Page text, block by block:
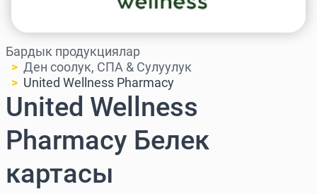
Бардык продукциялар
Ден соолук, СПА & Сулуулук
United Wellness Pharmacy
United Wellness
Pharmacy Белек
картасы